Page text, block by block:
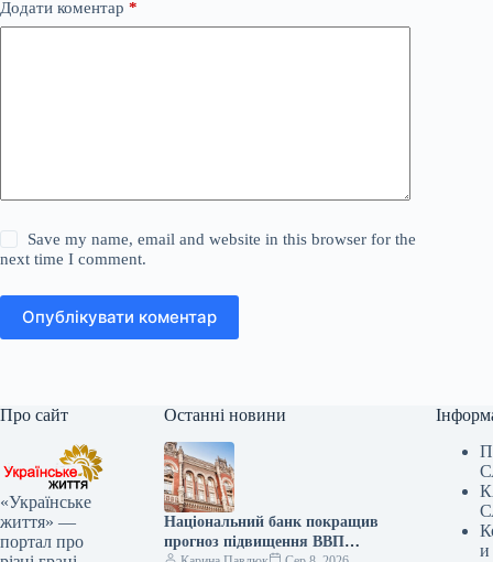
Додати коментар *
Save my name, email and website in this browser for the
next time I comment.
Опублікувати коментар
Про сайт
«Українське
життя» —
портал про
Останні новини
Національний банк покращив
прогноз підвищення ВВП
и